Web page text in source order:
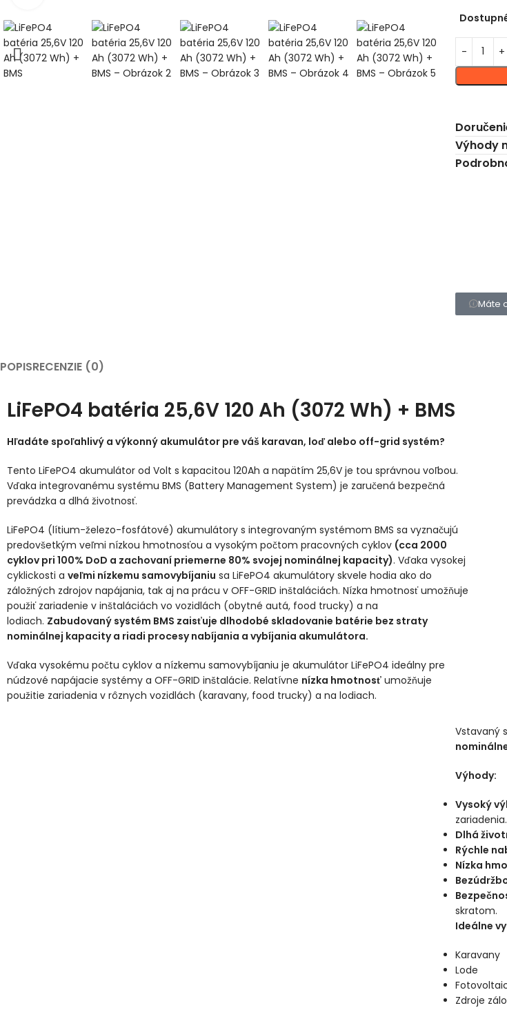
Výhody
Máte
POPISRECENZIE (0)
LiFePO4 batéria 25,6V 120 Ah (3072 Wh) + BMS
Hľadáte spoľahlivý a výkonný akumulátor pre váš karavan, loď alebo off-grid systém?
Tento LiFePO4 akumulátor od Volt s kapacitou 120Ah a napätím 25,6V je tou správnou voľbou.
Vďaka integrovanému systému BMS (Battery Management System) je zaručená bezpečná
prevádzka a dlhá životnosť.
LiFePO4 (lítium-železo-fosfátové) akumulátory s integrovaným systémom BMS sa vyznačujú
predovšetkým veľmi nízkou hmotnosťou a vysokým počtom pracovných cyklov (cca 2000
cyklov pri 100% DoD a zachovaní priemerne 80% svojej nominálnej kapacity). Vďaka vysokej
cyklickosti a veľmi nízkemu samovybíjaniu sa LiFePO4 akumulátory skvele hodia ako do
záložných zdrojov napájania, tak aj na prácu v OFF-GRID inštaláciách. Nízka hmotnosť umožňuje
použiť zariadenie v inštaláciách vo vozidlách (obytné autá, food trucky) a na
lodiach. Zabudovaný systém BMS zaisťuje dlhodobé skladovanie batérie bez straty
nominálnej kapacity a riadi procesy nabíjania a vybíjania akumulátora.
Vďaka vysokému počtu cyklov a nízkemu samovybíjaniu je akumulátor LiFePO4 ideálny pre
núdzové napájacie systémy a OFF-GRID inštalácie. Relatívne nízka hmotnosť umožňuje
použitie zariadenia v rôznych vozidlách (karavany, food trucky) a na lodiach.
Vstavaný
Výhody:
Vysoký
zariadenia.
Dlhá
Rýchle
Nízka
skratom.
Ideálne
Karavany
Lode
Zdroje